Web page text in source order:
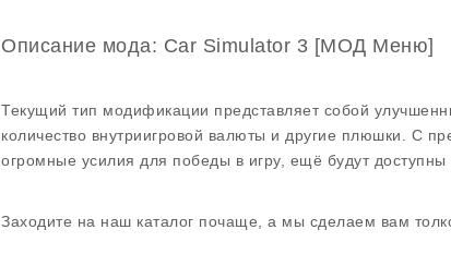
Описание мода: Car Simulator 3 [МОД Меню]
Текущий тип модификации представляет собой
количество внутриигровой валюты и другие плюшки. С
огромные усилия для победы в игру, ещё будут доступны
Заходите на наш каталог почаще, а мы сделаем вам